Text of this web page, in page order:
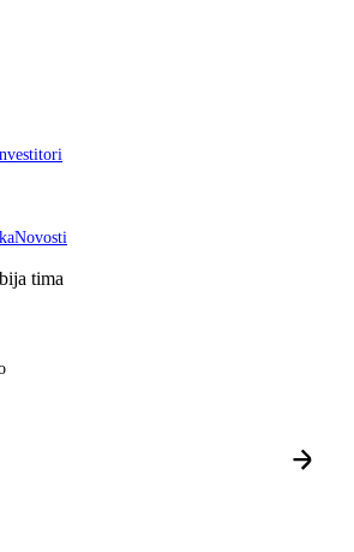
Novosti
tima